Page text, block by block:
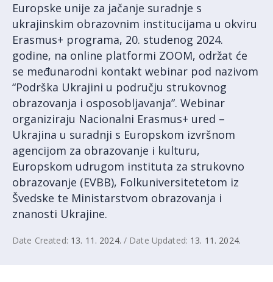
Europske unije za jačanje suradnje s
ukrajinskim obrazovnim institucijama u okviru
Erasmus+ programa, 20. studenog 2024.
godine, na online platformi ZOOM, održat će
se međunarodni kontakt webinar pod nazivom
“Podrška Ukrajini u području strukovnog
obrazovanja i osposobljavanja”. Webinar
organiziraju Nacionalni Erasmus+ ured –
Ukrajina u suradnji s Europskom izvršnom
agencijom za obrazovanje i kulturu,
Europskom udrugom instituta za strukovno
obrazovanje (EVBB), Folkuniversitetetom iz
Švedske te Ministarstvom obrazovanja i
znanosti Ukrajine.
Date Created: 13. 11. 2024. / Date Updated: 13. 11. 2024.